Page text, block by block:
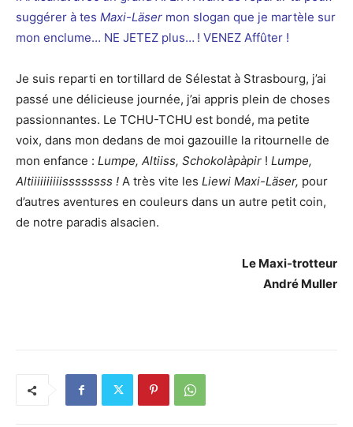
suggérer à tes Maxi-Läser mon slogan que je martèle sur
mon enclume… NE JETEZ plus… ! VENEZ Affûter !
Je suis reparti en tortillard de Sélestat à Strasbourg, j’ai
passé une délicieuse journée, j’ai appris plein de choses
passionnantes. Le TCHU-TCHU est bondé, ma petite
voix, dans mon dedans de moi gazouille la ritournelle de
mon enfance : Lumpe, Altiiss, Schokolàpàpir ! Lumpe,
Altiiiiiiiiiissssssss ! A très vite les Liewi Maxi-Läser, pour
d’autres aventures en couleurs dans un autre petit coin,
de notre paradis alsacien.
Le Maxi-trotteur
André Muller